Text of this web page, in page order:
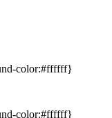
color:#ffffff}
color:#ffffff}